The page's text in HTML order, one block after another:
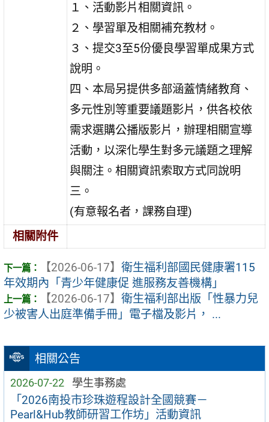
相關公告
2026-07-22 學生事務處
「2026南投市珍珠遊程設計全國競賽－
Pearl&Hub教師研習工作坊」活動資訊
１、活動影片相關資訊。
２、學習單及相關補充教材。
３、提交3至5份優良學習單成果方式
說明。
四、本局另提供多部涵蓋情緒教育、
多元性別等重要議題影片，供各校依
需求選購公播版影片，辦理相關宣導
活動，以深化學生對多元議題之理解
與關注。相關資訊索取方式同說明
三。
(有意報名者，課務自理)
相關附件
【2026-06-17】 衛生福利部國民健康署115
年效期內「青少年健康促 進服務友善機構」
【2026-06-17】 衛生福利部出版「性暴力兒
少被害人出庭準備手冊」電子檔及影片， ...